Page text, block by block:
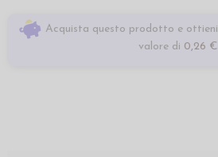
Acquista questo prodotto e ottieni
valore di 0,26 €